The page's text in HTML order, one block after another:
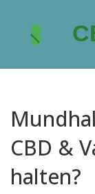
CBD &
halten?